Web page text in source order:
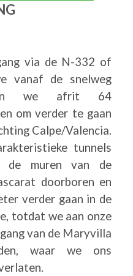
via de N-332 of
vanaf de snelweg
we afrit 64
om verder te gaan
Calpe/Valencia.
tunnels
de muren van de
doorboren en
verder gaan in de
totdat we aan onze
van de Maryvilla
waar we ons